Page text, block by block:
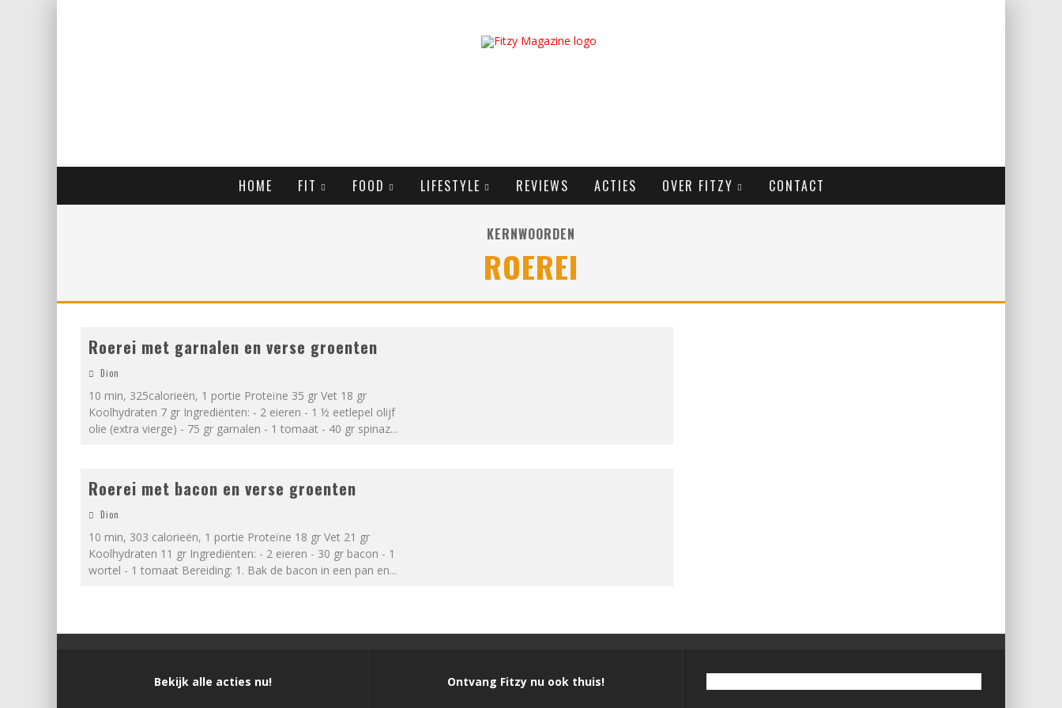
HOME FIT FOOD LIFESTYLE REVIEWS ACTIES OVER FITZY CONTACT
KERNWOORDEN
ROEREI
Roerei met garnalen en verse groenten
Dion
10 min, 325calorieën, 1 portie Proteïne 35 gr Vet 18 gr
Koolhydraten 7 gr Ingrediënten: - 2 eieren - 1 ½ eetlepel olijf
olie (extra vierge) - 75 gr garnalen - 1 tomaat - 40 gr spinaz...
Roerei met bacon en verse groenten
Dion
10 min, 303 calorieën, 1 portie Proteïne 18 gr Vet 21 gr
Koolhydraten 11 gr Ingrediënten: - 2 eieren - 30 gr bacon - 1
wortel - 1 tomaat Bereiding: 1. Bak de bacon in een pan en...
Bekijk alle acties nu! Ontvang Fitzy nu ook thuis!